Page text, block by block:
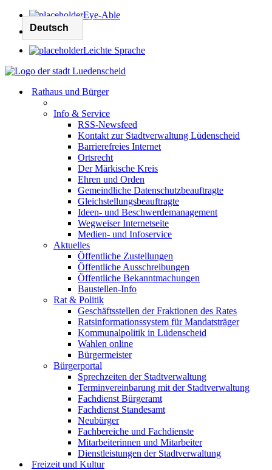
Eye-Able
Leichte Sprache
Rathaus und Bürger
Info & Service
RSS-Newsfeed
Kontakt zur Stadtverwaltung Lüdenscheid
Barrierefreies Internet
Ortsrecht
Der Märkische Kreis
Ehren und Orden
Gemeindliche Datenschutzbeauftragte
Gleichstellungsbeauftragte
Ideen- und Beschwerdemanagement
Wegweiser Internetseite
Medien- und Infoservice
Aktuelles
Öffentliche Zustellungen
Öffentliche Ausschreibungen
Öffentliche Bekanntmachungen
Baustellen-Info
Rat & Politik
Geschäftsstellen der Fraktionen des Rates
Ratsinformationssystem für Mandatsträger
Kommunalpolitik in Lüdenscheid
Wahlen online
Bürgermeister
Bürgerportal
Sprechzeiten der Stadtverwaltung
Terminvereinbarung mit der Stadtverwaltung
Fachdienst Bürgeramt
Fachdienst Standesamt
Neubürger
Fachbereiche und Fachdienste
Mitarbeiterinnen und Mitarbeiter
Dienstleistungen der Stadtverwaltung
Freizeit und Kultur